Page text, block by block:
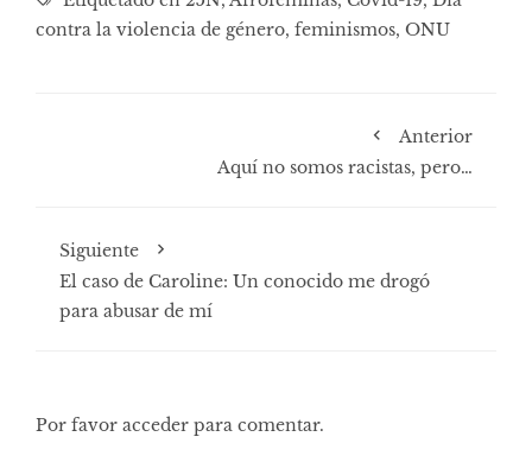
contra la violencia de género, feminismos, ONU
Anterior
Aquí no somos racistas, pero…
Siguiente
El caso de Caroline: Un conocido me drogó
para abusar de mí
Por favor acceder para comentar.